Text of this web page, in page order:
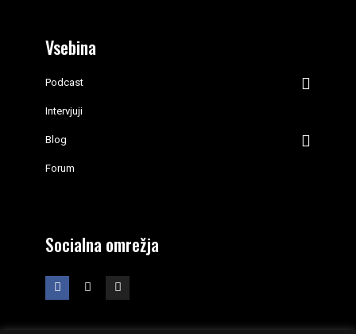
Vsebina
Podcast
Intervjuji
Blog
Forum
Socialna omrežja